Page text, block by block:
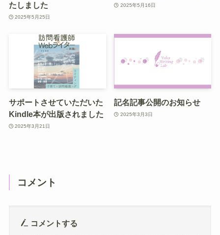
たしました
2025年5月25日
2025年5月16日
サポートさせていただいた
Kindle本が出版されました
2025年3月21日
記名記事公開のお知らせ
2025年3月3日
コメント
コメントする